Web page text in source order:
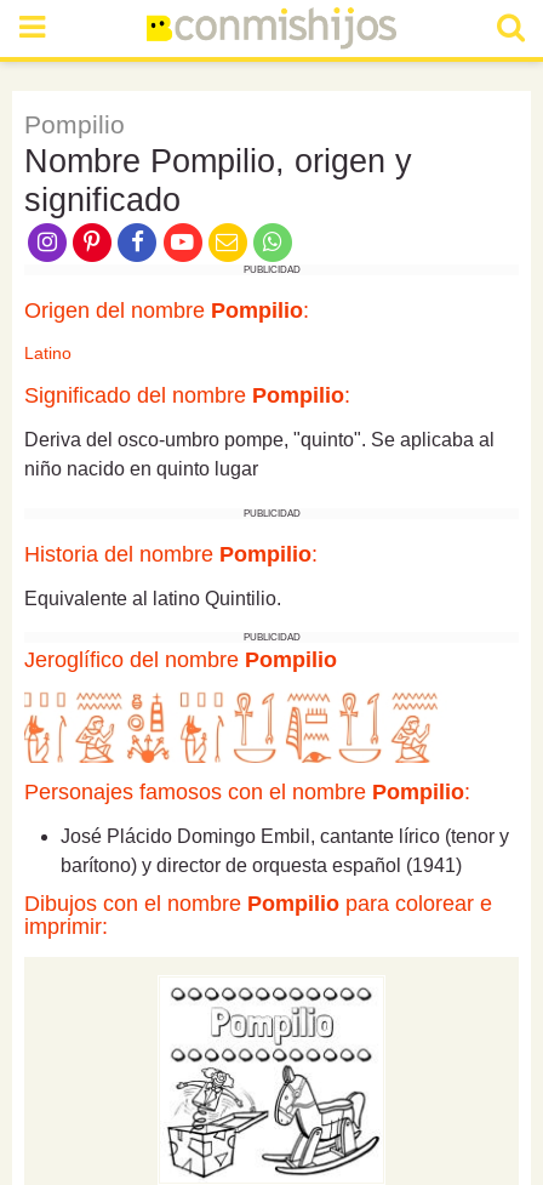
Pompilio
Nombre Pompilio, origen y
significado
PUBLICIDAD
Origen del nombre Pompilio:
Latino
Significado del nombre Pompilio:
Deriva del osco-umbro pompe, "quinto". Se aplicaba al
niño nacido en quinto lugar
PUBLICIDAD
Historia del nombre Pompilio:
Equivalente al latino Quintilio.
PUBLICIDAD
Jeroglífico del nombre Pompilio
Personajes famosos con el nombre Pompilio:
José Plácido Domingo Embil, cantante lírico (tenor y
barítono) y director de orquesta español (1941)
Dibujos con el nombre Pompilio para colorear e
imprimir: